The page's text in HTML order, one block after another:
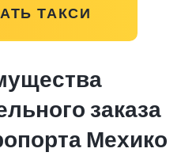
ТАКСИ
заказа
Мехико